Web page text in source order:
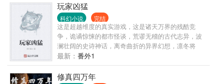
玩家凶猛
科幻小说 完结
这是超越维度的真实游戏，这是诸天万界的残酷竞
争，诡谲惊悚的都市怪谈，荒谬无稽的古代志异，波
澜壮阔的史诗神话，离奇曲折的异界幻想，凛冬将
至，魔潮起时。命如草芥，由天不由我，自强不息，
由我不由天。
最新： 番外1
修真四万年